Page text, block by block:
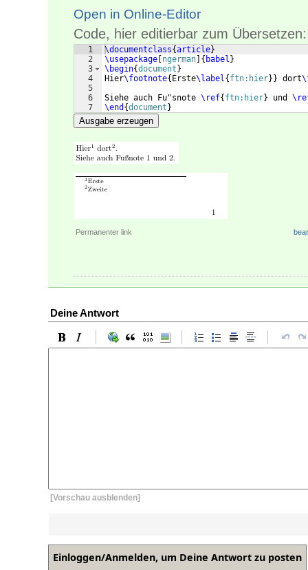
Open in Online-Editor
Code, hier editierbar zum Übersetzen:
1
2
3
4
5
6
7
\documentclass{article}
\usepackage ngerman { babel }
\begin{document }
Hier\footnote{ Erste\label{ ftn:hier} } dort
Siehe auch Fu"snote \ref{ ftn:hier} und
\end {document }
Ausgabe erzeugen
Permanenter link
Deine Antwort
[Vorschau ausblenden]